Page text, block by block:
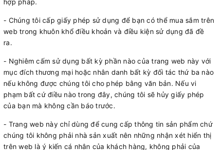
hợp pháp.
- Chúng tôi cấp giấy phép sử dụng để bạn có thể mua sắm trên
web trong khuôn khổ điều khoản và điều kiện sử dụng đã đề
ra.
- Nghiêm cấm sử dụng bất kỳ phần nào của trang web này với
mục đích thương mại hoặc nhân danh bất kỳ đối tác thứ ba nào
nếu không được chúng tôi cho phép bằng văn bản. Nếu vi
phạm bất cứ điều nào trong đây, chúng tôi sẽ hủy giấy phép
của bạn mà không cần báo trước.
- Trang web này chỉ dùng để cung cấp thông tin sản phẩm chứ
chúng tôi không phải nhà sản xuất nên những nhận xét hiển thị
trên web là ý kiến cá nhân của khách hàng, không phải của